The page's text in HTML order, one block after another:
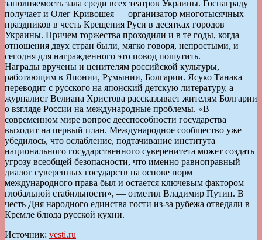
заполняемость зала среди всех театров Украины. Госнаграду
получает и Олег Кривошея — организатор многотысячных
праздников в честь Крещения Руси в десятках городов
Украины. Причем торжества проходили и в те годы, когда
отношения двух стран были, мягко говоря, непростыми, и
сегодня для награжденного это повод пошутить.
Награды вручены и ценителям российской культуры,
работающим в Японии, Румынии, Болгарии. Ясуко Танака
переводит с русского на японский детскую литературу, а
журналист Велиана Христова рассказывает жителям Болгарии
о взгляде России на международные проблемы. «В
современном мире вопрос дееспособности государства
выходит на первый план. Международное сообщество уже
убедилось, что ослабление, подтачивание института
национального государственного суверенитета может создать
угрозу всеобщей безопасности, что именно равноправный
диалог суверенных государств на основе норм
международного права был и остается ключевым фактором
глобальной стабильности», — отметил Владимир Путин. В
честь Дня народного единства гости из-за рубежа отведали в
Кремле блюда русской кухни.
Источник: vesti.ru